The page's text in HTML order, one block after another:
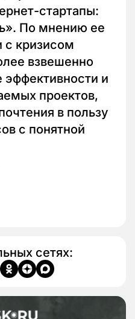
стартапы:
По мнению ее
с кризисом
взвешенно
эффективности и
проектов,
в пользу
с понятной
сетях: